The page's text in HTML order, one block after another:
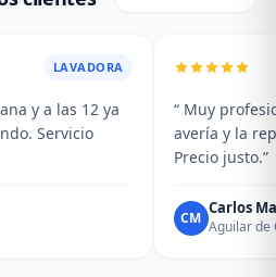
LAVADORA
y a las 12 ya
Servicio
“ Muy
avería y la
Precio justo.”
CM
Carlos
Aguilar de